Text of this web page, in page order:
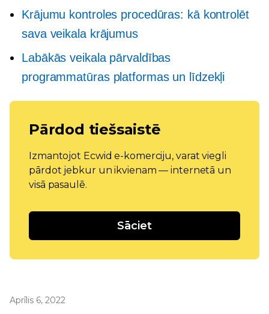
Krājumu kontroles procedūras: kā kontrolēt
sava veikala krājumus
Labākās veikala pārvaldības
programmatūras platformas un līdzekļi
Pārdod tiešsaistē
Izmantojot Ecwid e-komerciju, varat viegli
pārdot jebkur un ikvienam — internetā un
visā pasaulē.
Sāciet
Aprīlis 6, 2022